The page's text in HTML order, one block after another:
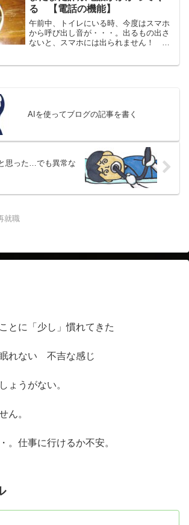
く準備をします。礼服を取...
る 【電話の機能】
午前中、トイレにいる時、今度はスマホ
から呼び出し音が・・・。出るもの出さ
ないと、スマホには出られません！ 結
AIを使ってブログの記事を書く
思った…でも異常な
就職
とに「少し」慣れてきた
れない 不吉な感じ
ょうがない。
ん。
。仕事に行けるか不安。